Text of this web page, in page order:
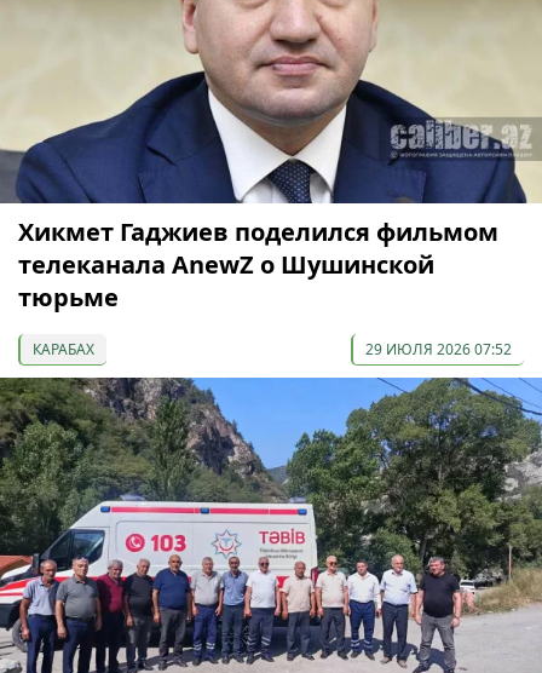
Хикмет Гаджиев поделился фильмом
телеканала AnewZ о Шушинской
тюрьме
КАРАБАХ 29 ИЮЛЯ 2026 07:52